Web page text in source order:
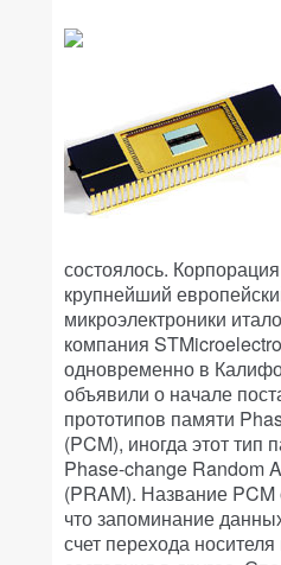
состоялось.
крупнейший
микроэлектроники
компания
одновременно в
объявили о начале
прототипов памяти
(PCM), иногда этот
Phase-change Random
(PRAM). Название PCM
что запоминание
счет перехода